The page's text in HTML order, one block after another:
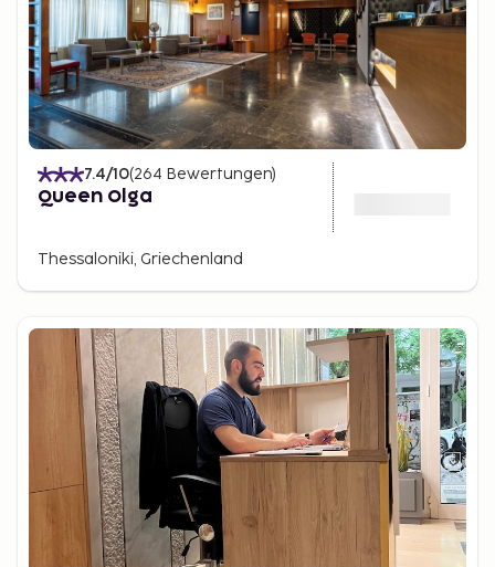
7.4/10(264 Bewertungen)
Queen Olga
Thessaloniki, Griechenland